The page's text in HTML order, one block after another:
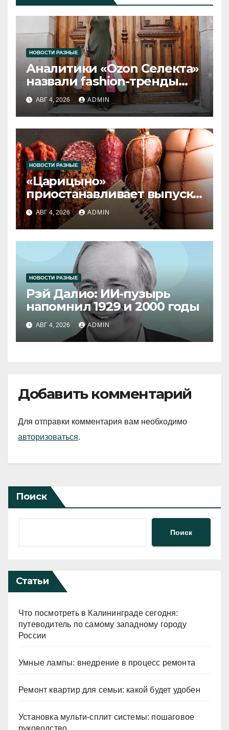
НОВОСТИ РАЗНЫЕ
Аналитики «Ozon Селекта»
назвали fashion-тренды
2026 года
АВГ 4, 2026 ADMIN
НОВОСТИ РАЗНЫЕ
«Царицыно»
приостанавливает выпуск
продукции
АВГ 4, 2026 ADMIN
НОВОСТИ РАЗНЫЕ
Рэй Далио: ИИ-пузырь
напомнил 1929 и 2000 годы
АВГ 4, 2026 ADMIN
Добавить комментарий
Для отправки комментария вам необходимо
авторизоваться.
Поиск
Поиск
Статьи
Что посмотреть в Калининграде сегодня:
путеводитель по самому западному городу
России
Умные лампы: внедрение в процесс ремонта
Ремонт квартир для семьи: какой будет удобен
Установка мульти-сплит системы: пошаговое
руководство